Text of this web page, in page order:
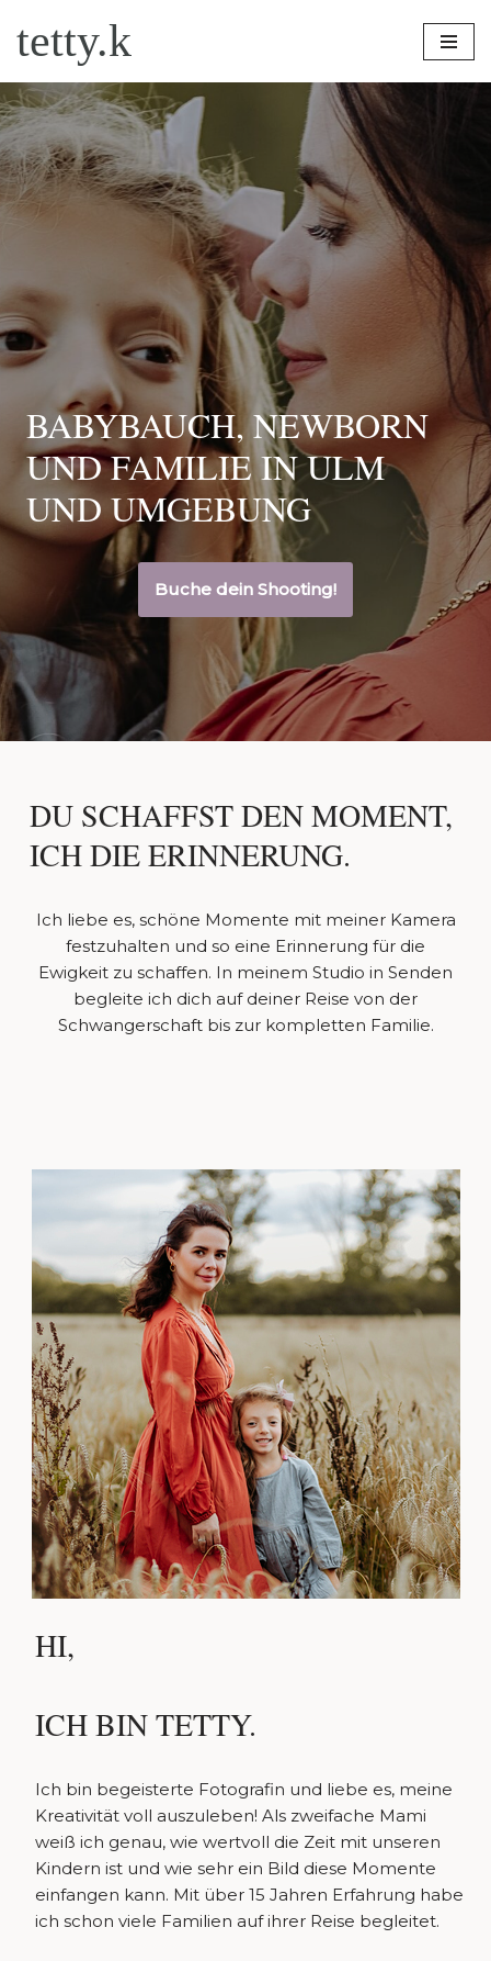
Zum
Inhalt
springen
tetty.k
BABYBAUCH, NEWBORN
UND FAMILIE IN ULM
UND UMGEBUNG
Buche dein Shooting!
DU SCHAFFST DEN MOMENT,
ICH DIE ERINNERUNG.
Ich liebe es, schöne Momente mit meiner Kamera
festzuhalten und so eine Erinnerung für die
Ewigkeit zu schaffen. In meinem Studio in Senden
begleite ich dich auf deiner Reise von der
Schwangerschaft bis zur kompletten Familie.
HI,
ICH BIN TETTY.
Ich bin begeisterte Fotografin und liebe es, meine
Kreativität voll auszuleben! Als zweifache Mami
weiß ich genau, wie wertvoll die Zeit mit unseren
Kindern ist und wie sehr ein Bild diese Momente
einfangen kann. Mit über 15 Jahren Erfahrung habe
ich schon viele Familien auf ihrer Reise begleitet.